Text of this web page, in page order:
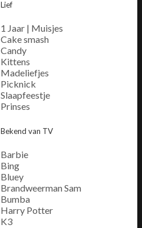
Lief
1 Jaar | Muisjes
Cake smash
Candy
Kittens
Madeliefjes
Picknick
Slaapfeestje
Prinses
Bekend van TV
Barbie
Bing
Bluey
Brandweerman Sam
Bumba
Harry Potter
K3